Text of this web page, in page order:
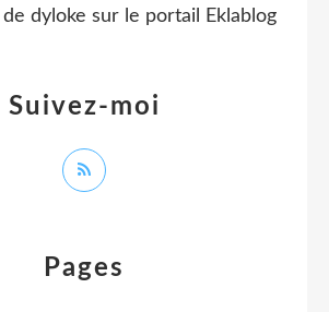
Pages
Suivez-moi
dyloke sur le portail Eklablog